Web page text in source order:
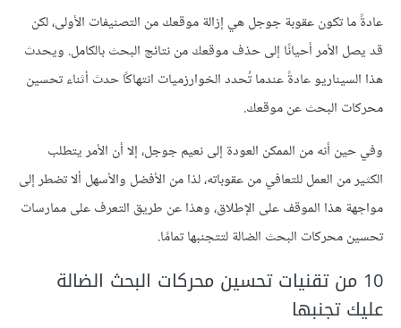
عادةً ما تكون عقوبة جوجل هي إزالة موقعك من التصنيفات الأولى، لكن
قد يصل الأمر أحيانًا إلى حذف موقعك من نتائج البحث بالكامل. ويحدث
هذا السيناريو عادةً عندما تُحدد الخوارزميات انتهاكًا حدث أثناء تحسين
محركات البحث عن موقعك.
وفي حين أنه من الممكن العودة إلى نعيم جوجل، إلا أن الأمر يتطلب
الكثير من العمل للتعافي من عقوباته، لذا من الأفضل والأسهل ألا تضطر إلى
مواجهة هذا الموقف على الإطلاق، وهذا عن طريق التعرف على ممارسات
تحسين محركات البحث الضالة لتتجنبها تمامًا.
10 من تقنيات تحسين محركات البحث الضالة
عليك تجنبها